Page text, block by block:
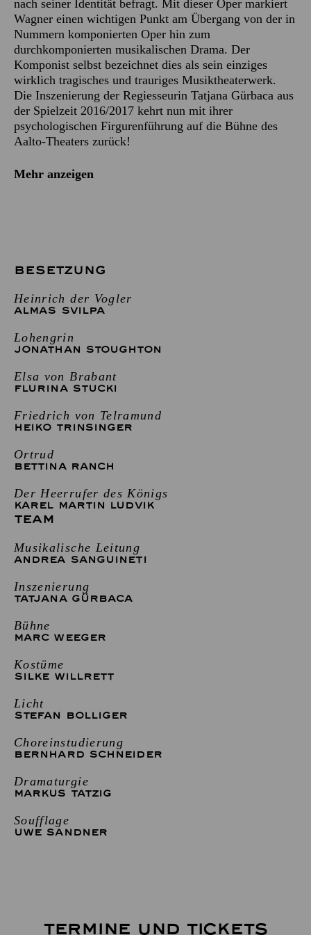
nach seiner Identität befragt. Mit dieser Oper markiert
Wagner einen wichtigen Punkt am Übergang von der in
Nummern komponierten Oper hin zum
durchkomponierten musikalischen Drama. Der
Komponist selbst bezeichnet dies als sein einziges
wirklich tragisches und trauriges Musiktheaterwerk.
Die Inszenierung der Regiesseurin Tatjana Gürbaca aus
der Spielzeit 2016/2017 kehrt nun mit ihrer
psychologischen Firgurenführung auf die Bühne des
Aalto-Theaters zurück!
Mehr anzeigen
BESETZUNG
Heinrich der Vogler
ALMAS SVILPA
Lohengrin
JONATHAN STOUGHTON
Elsa von Brabant
FLURINA STUCKI
Friedrich von Telramund
HEIKO TRINSINGER
Ortrud
BETTINA RANCH
Der Heerrufer des Königs
KAREL MARTIN LUDVIK
TEAM
Musikalische Leitung
ANDREA SANGUINETI
Inszenierung
TATJANA GÜRBACA
Bühne
MARC WEEGER
Kostüme
SILKE WILLRETT
Licht
STEFAN BOLLIGER
Choreinstudierung
BERNHARD SCHNEIDER
Dramaturgie
MARKUS TATZIG
Soufflage
UWE SANDNER
TERMINE UND TICKETS